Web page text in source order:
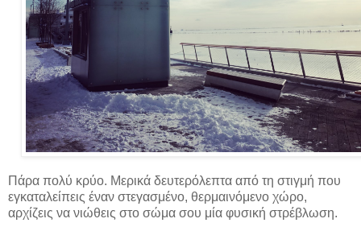
Πάρα πολύ κρύο. Μερικά δευτερόλεπτα από τη στιγμή που
εγκαταλείπεις έναν στεγασμένο, θερμαινόμενο χώρο,
αρχίζεις να νιώθεις στο σώμα σου μία φυσική στρέβλωση.